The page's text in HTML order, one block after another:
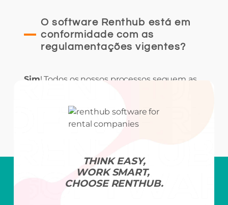
O software Renthub está em
conformidade com as
regulamentações vigentes?
Sim! Todos os nossos processos seguem as
em que atuamos.
THINK EASY,
WORK SMART,
CHOOSE RENTHUB.